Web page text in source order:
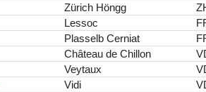
Zürich Höngg
Lessoc
Plasselb Cerniat
Château de Chillon
Veytaux
Vidi